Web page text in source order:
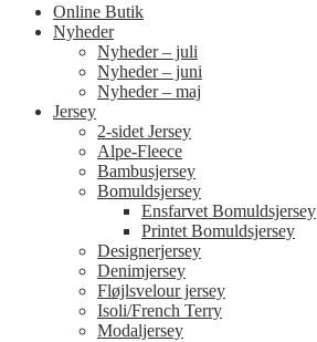
Online Butik
Nyheder
Nyheder – juli
Nyheder – juni
Nyheder – maj
Jersey
2-sidet Jersey
Alpe-Fleece
Bambusjersey
Bomuldsjersey
Ensfarvet Bomuldsjersey
Printet Bomuldsjersey
Designerjersey
Denimjersey
Fløjlsvelour jersey
Isoli/French Terry
Modaljersey